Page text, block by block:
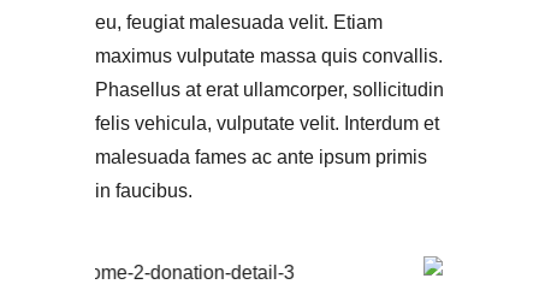
eu, feugiat malesuada velit. Etiam
maximus vulputate massa quis convallis.
Phasellus at erat ullamcorper, sollicitudin
felis vehicula, vulputate velit. Interdum et
malesuada fames ac ante ipsum primis
in faucibus.